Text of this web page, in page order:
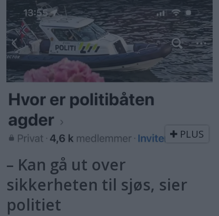
PLUS
– Kan gå ut over
sikkerheten til sjøs, sier
politiet